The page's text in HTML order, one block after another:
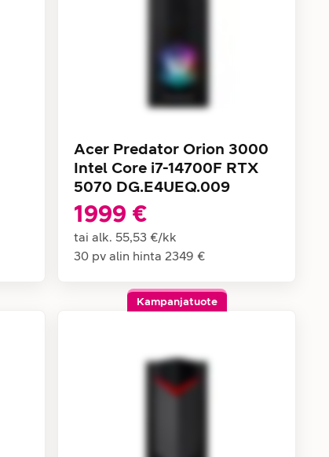
Acer Predator Orion 3000
Intel Core i7-14700F RTX
5070 DG.E4UEQ.009
1999 €
tai alk. 55,53 €/kk
30 pv alin hinta 2349 €
Kampanjatuote